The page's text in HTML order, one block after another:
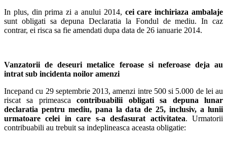
In plus, din prima zi a anului 2014, cei care inchiriaza ambalaje
sunt obligati sa depuna Declaratia la Fondul de mediu. In caz
contrar, ei risca sa fie amendati dupa data de 26 ianuarie 2014.
Vanzatorii de deseuri metalice feroase si neferoase deja au
intrat sub incidenta noilor amenzi
Incepand cu 29 septembrie 2013, amenzi intre 500 si 5.000 de lei au
riscat sa primeascacontribuabilii obligati sa depuna lunar
declaratia pentru mediu, pana la data de 25, inclusiv, a lunii
urmatoare celei in care s-a desfasurat activitatea. Urmatorii
contribuabili au trebuit sa indeplineasca aceasta obligatie: